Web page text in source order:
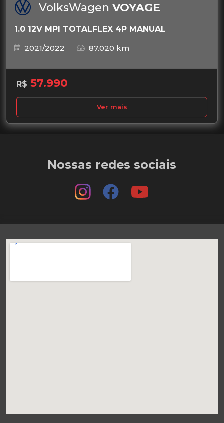
VolksWagen VOYAGE
1.0 12V MPI TOTALFLEX 4P MANUAL
2021/2022
87.020 km
R$ 57.990
Ver mais
Nossas redes sociais